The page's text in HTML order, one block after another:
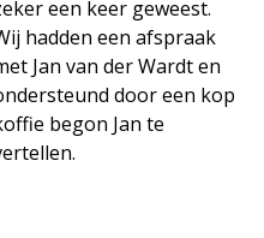
een keer geweest.
hadden een afspraak
Jan van der Wardt en
door een kop
begon Jan te